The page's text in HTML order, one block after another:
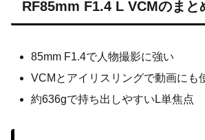
RF85mm F1.4 L VCMのまと
85mm F1.4で人物撮影に強い
VCMとアイリスリングで動画にも
約636gで持ち出しやすいL単焦点